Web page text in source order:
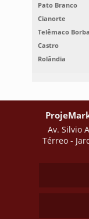
Pato Branco
Cianorte
Telêmaco Borba
Castro
Rolândia
Av. Silvio
Térreo -